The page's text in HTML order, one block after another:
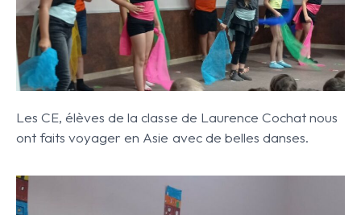
Les CE, élèves de la classe de Laurence Cochat nous
ont faits voyager en Asie avec de belles danses.